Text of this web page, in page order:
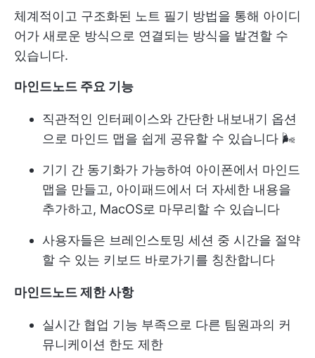
체계적이고 구조화된 노트 필기 방법을 통해 아이디
어가 새로운 방식으로 연결되는 방식을 발견할 수
있습니다.
마인드노드 주요 기능
직관적인 인터페이스와 간단한 내보내기 옵션
으로 마인드 맵을 쉽게 공유할 수 있습니다 🌬
기기 간 동기화가 가능하여 아이폰에서 마인드
맵을 만들고, 아이패드에서 더 자세한 내용을
추가하고, MacOS로 마무리할 수 있습니다
사용자들은 브레인스토밍 세션 중 시간을 절약
할 수 있는 키보드 바로가기를 칭찬합니다
마인드노드 제한 사항
실시간 협업 기능 부족으로 다른 팀원과의 커
뮤니케이션 한도 제한